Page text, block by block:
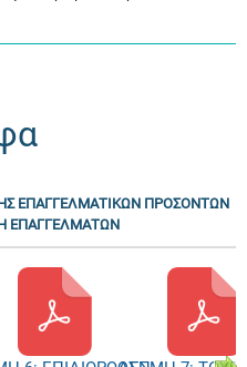
ΕΠΑΓΓΕΛΜΑΤΙΚΩΝ ΠΡΟΣΟΝΤΩΝ
ΕΠΑΓΓΕΛΜΑΤΩΝ